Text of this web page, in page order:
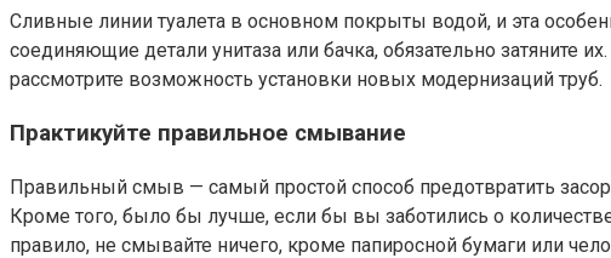
Сливные линии туалета в основном покрыты водой, и эта
соединяющие детали унитаза или бачка, обязательно затяните
рассмотрите возможность установки новых модернизаций труб.
Практикуйте правильное смывание
Правильный смыв — самый простой способ предотвратить
Кроме того, было бы лучше, если бы вы заботились о
правило, не смывайте ничего, кроме папиросной бумаги или